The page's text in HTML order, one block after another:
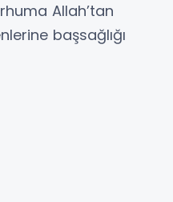
Allah’tan
başsağlığı